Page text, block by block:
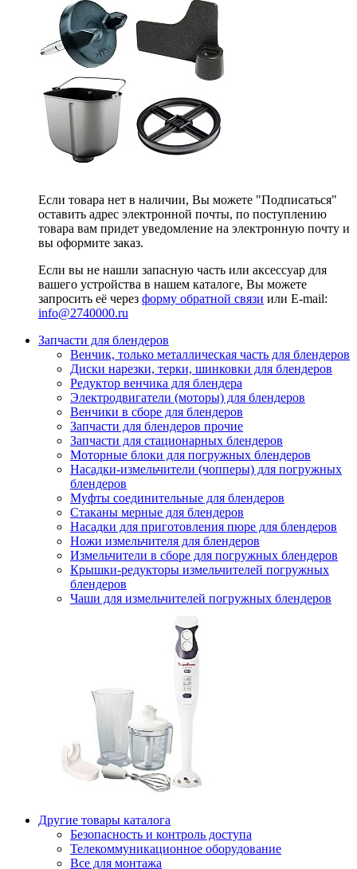
Если товара нет в наличии, Вы можете "Подписаться"
оставить адрес электронной почты, по поступлению
товара вам придет уведомление на электронную почту и
вы оформите заказ.
Если вы не нашли запасную часть или аксессуар для
вашего устройства в нашем каталоге, Вы можете
запросить её через форму обратной связи или E-mail:
info@2740000.ru
Запчасти для блендеров
Венчик, только металлическая часть для блендеров
Диски нарезки, терки, шинковки для блендеров
Редуктор венчика для блендера
Электродвигатели (моторы) для блендеров
Венчики в сборе для блендеров
Запчасти для блендеров прочие
Запчасти для стационарных блендеров
Моторные блоки для погружных блендеров
Насадки-измельчители (чопперы) для погружных
блендеров
Муфты соединительные для блендеров
Стаканы мерные для блендеров
Насадки для приготовления пюре для блендеров
Ножи измельчителя для блендеров
Измельчители в сборе для погружных блендеров
Крышки-редукторы измельчителей погружных
блендеров
Чаши для измельчителей погружных блендеров
Другие товары каталога
Безопасность и контроль доступа
Телекоммуникационное оборудование
Все для монтажа